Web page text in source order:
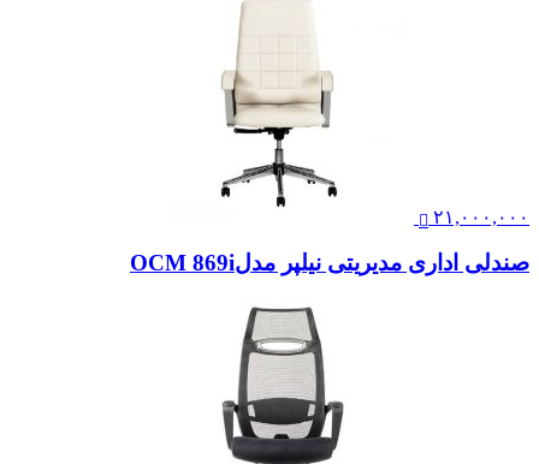
۲۱,۰۰۰,۰۰۰
صندلی اداری مدیریتی نیلپر مدلOCM 869i